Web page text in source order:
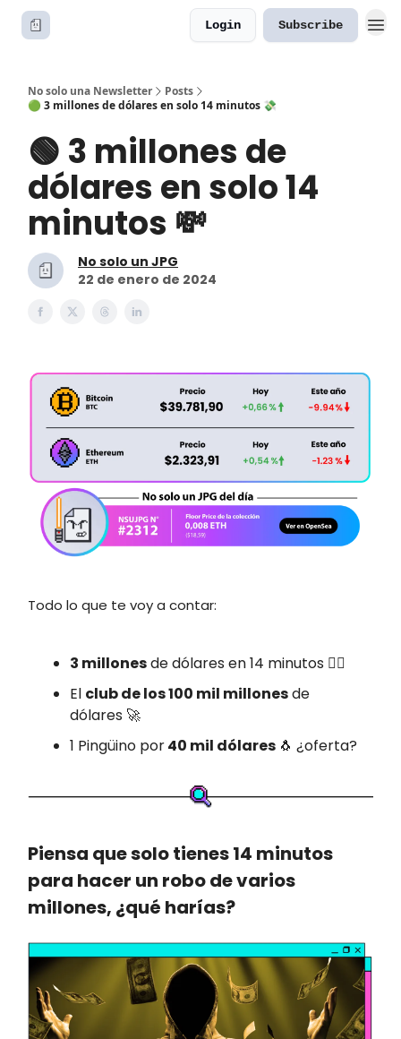
Login Subscribe
No solo una Newsletter
Posts
🟢 3 millones de dólares en solo 14 minutos 💸
🟢 3 millones de
dólares en solo 14
minutos 💸
No solo un JPG
22 de enero de 2024
Todo lo que te voy a contar:
3 millonesde dólares en 14 minutos 🏴‍☠️
El club de los 100 mil millonesde
dólares 🚀
1 Pingüino por40 mil dólares 🐧 ¿oferta?
Piensa que solo tienes 14 minutos
para hacer un robo de varios
millones, ¿qué harías?